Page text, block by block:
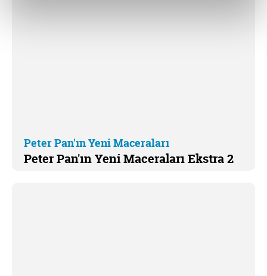
Peter Pan'ın Yeni Maceraları
Peter Pan'ın Yeni Maceraları Ekstra 2